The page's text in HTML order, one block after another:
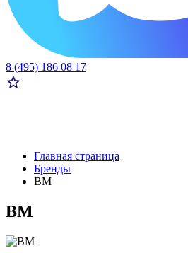
8 (495) 186 08 17
Главная страница
Бренды
BM
BM